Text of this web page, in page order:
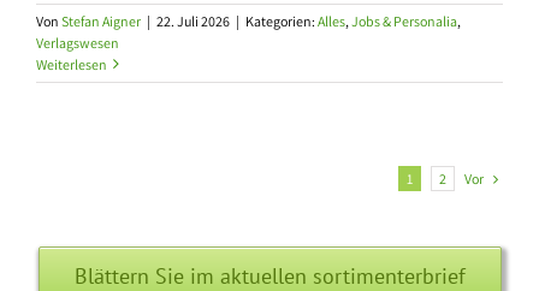
Von Stefan Aigner | 22. Juli 2026 | Kategorien: Alles, Jobs & Personalia,
Verlagswesen
Weiterlesen
1 2 Vor
Blättern Sie im aktuellen sortimenterbrief